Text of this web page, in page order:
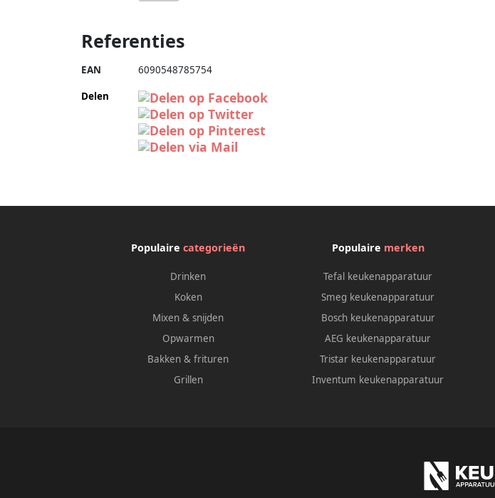
Referenties
EAN 6090548785754
Delen
Populairecategorieën
Drinken
Koken
Mixen & snijden
Opwarmen
Bakken & frituren
Grillen
Populaire merken
Tefal keukenapparatuur
Smeg keukenapparatuur
Bosch keukenapparatuur
AEG keukenapparatuur
Tristar keukenapparatuur
Inventum keukenapparatuur